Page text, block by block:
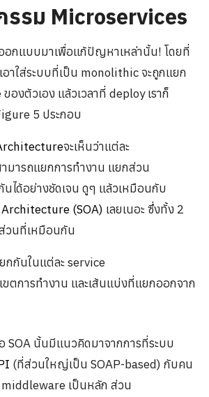
รม Microservices
อกแบบมาเพื่อแก้ปัญหาเหล่านั้น! โดยที่
าใส่ระบบที่เป็น monolithic จะถูกแยก
องตัวเอง แล้วเวลาที่ deploy เราก็
5 ประกอบ
จะเห็นว่าแต่ละ
มารถแยกการทำงาน แยกส่วน
ได้อย่างชัดเจน ดูๆ แล้วเหมือนกับ
(SOA) เลยเนอะ ซึ่งทั้ง 2
วนที่เหมือนกัน
กกันในแต่ละ service
ตการทำงาน และเส้นแบ่งที่แยกออกจาก
นั้นมีแนวคิดมาจากการที่ระบบ
(ที่ส่วนใหญ่เป็น SOAP-based) กับคน
เป็นหลัก ส่วน